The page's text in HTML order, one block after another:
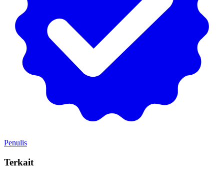
Penulis
Terkait